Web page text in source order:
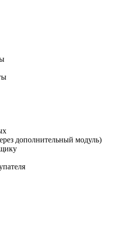
дополнительный модуль)